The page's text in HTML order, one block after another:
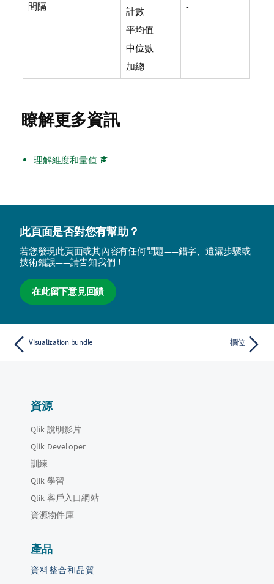
間隔
計數
平均值
中位數
加總
-
瞭解更多資訊
理解維度和量值
此頁面是否對您有幫助？
若您發現此頁面或其內容有任何問題——錯字、遺漏步驟或
技術錯誤——請告知我們！
在此留下意見回饋
Visualization bundle 欄位
資源
Qlik 說明影片
Qlik Developer
訓練
Qlik 學習
Qlik 客戶入口網站
資源物件庫
產品
資料整合和品質